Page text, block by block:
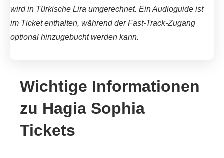
wird in Türkische Lira umgerechnet. Ein Audioguide ist
im Ticket enthalten, während der Fast-Track-Zugang
optional hinzugebucht werden kann.
Wichtige Informationen
zu Hagia Sophia
Tickets